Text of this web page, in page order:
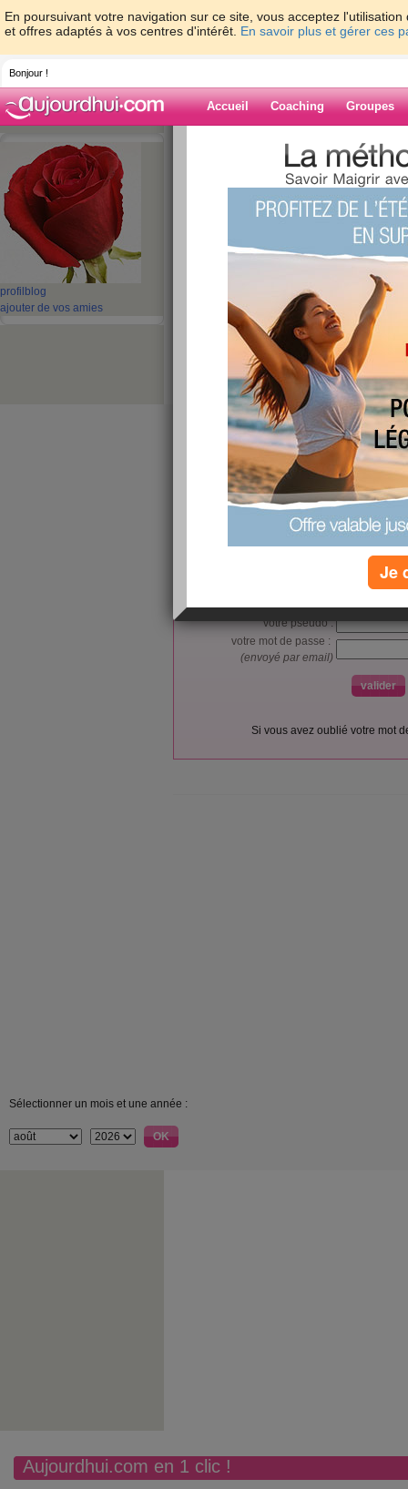
En poursuivant votre navigation sur ce site, vous acceptez
et offres adaptés à vos centres d'intérêt. En savoir plus et gérer ces
Bonjour !
Accueil Coaching Groupes
profil blog
ajouter de vos amies
> > deprime
Blog de kiki54
deprime
a cette date, cela fait 3 ou 4 jour, que je ne
moment , j'ai un tres gros ras le bol de tout, je
enve de pleurer, mais bon, ca ne servirai a
la, mais ca devrais quand meme me faire un
efforts jusqu'a maintenant acquis vont
les bureaucrates, sont vraiment des m....
L’accès et l’utilisation du forum sont
Vous pouvez vousinscrire
Si vous êtes déjà membre,
votre pseudo :
votre mot de passe :
(envoyé par email)
Si vous avez oublié votre mot
Sélectionner un mois et une année :
Aujourdhui.com en 1 clic !
Je